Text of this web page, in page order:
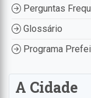
Perguntas
Glossário
Programa
A Cidade